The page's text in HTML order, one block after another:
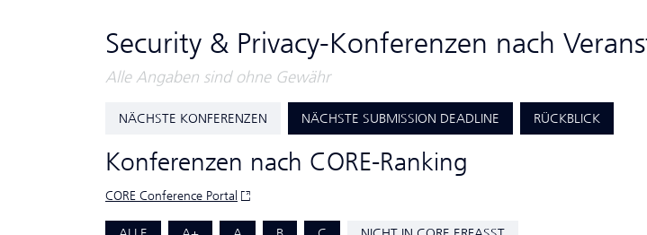
Security & Privacy-Konferenzen nach
Alle Angaben sind ohne Gewähr
NÄCHSTE KONFERENZEN NÄCHSTE SUBMISSION DEADLINE RÜCKBLICK
Konferenzen nach CORE-Ranking
CORE Conference Portal